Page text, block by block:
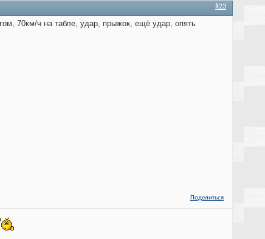
#23
70км/ч на табле, удар, прыжок, ещё удар, опять
Поделиться